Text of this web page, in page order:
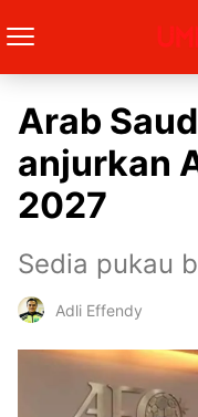
Arab
anjurkan
2027
Sedia pukau
Adli Effendy